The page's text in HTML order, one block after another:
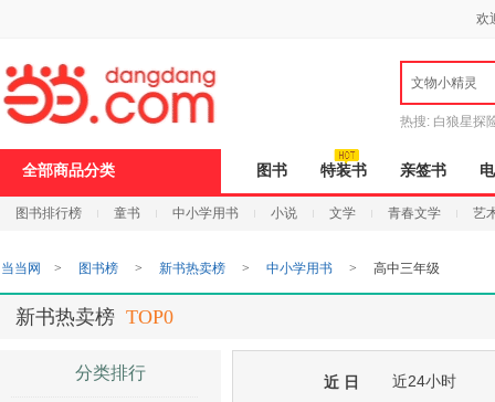
欢
文物小精灵
热搜: 白狼星探
全部商品分类 图书 特装书 亲签书
图书排行榜 童书 中小学用书 小说 文学 青春文学 艺
打
开
无
障
页
加
当当网 > 图书榜 > 新书热卖榜 > 中小学用书 > 高中三年级
新书热卖榜 TOP0
分类排行
近 日 近24小时